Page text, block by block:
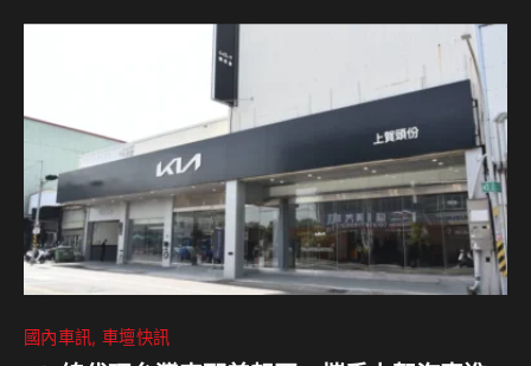
祈福隊伍前行。在後勤支援方面，福斯商旅經銷商派出
Caravelle Life 170 4MOTION組成「最強後援車隊」，可裝
載各項物資、運送工作人員及接駁海外香客； 同級唯一原廠
大型商…
國內車訊 車壇快訊